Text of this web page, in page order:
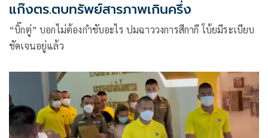
แก๊งตร.ตบทรัพย์สารภาพเกินครึ่ง
“บิ๊กตู่” บอกไม่ต้องกำชับอะไร ปมฉาววงการสีกากี โบ้ยมีระเบียบ
ชัดเจนอยู่แล้ว